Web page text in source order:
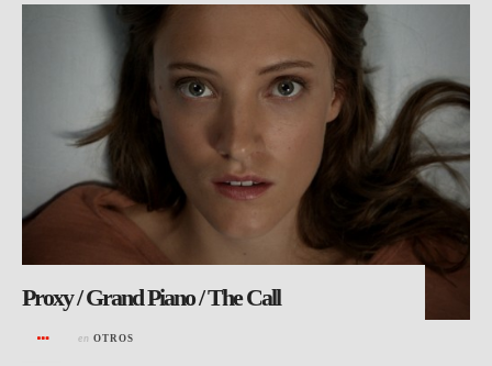
Proxy / Grand Piano / The Call
en OTROS